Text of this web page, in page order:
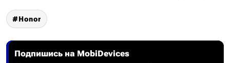
Honor
Подпишись на MobiDevices